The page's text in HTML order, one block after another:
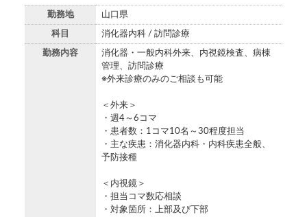
勤務地 山口県
科目 消化器内科 / 訪問診療
勤務内容
消化器・一般内科外来、内視鏡検査、病棟
管理、訪問診療
※外来診療のみのご相談も可能
＜外来＞
・週4～6コマ
・患者数：1コマ10名～30程度担当
・主な疾患：消化器内科・内科疾患全般、
予防接種
＜内視鏡＞
・担当コマ数応相談
・対象箇所：上部及び下部